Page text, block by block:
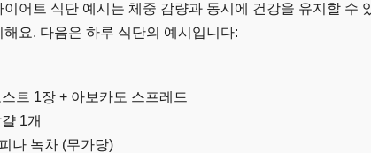
이어트 식단 예시는 체중 감량과 동시에 건강을 유지할 수
해요. 다음은 하루 식단의 예시입니다:
트 1장 + 아보카도 스프레드
1개
나 녹차 (무가당)